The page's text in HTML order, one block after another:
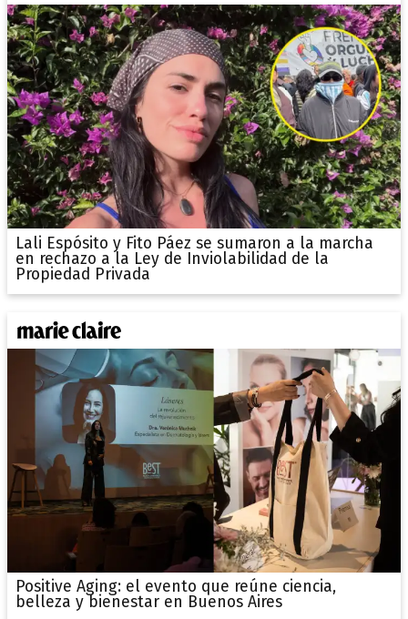
Lali Espósito y Fito Páez se sumaron a la marcha
en rechazo a la Ley de Inviolabilidad de la
Propiedad Privada
Positive Aging: el evento que reúne ciencia,
belleza y bienestar en Buenos Aires